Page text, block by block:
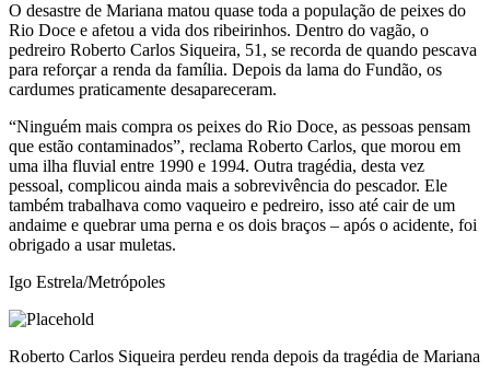
O desastre de Mariana matou quase toda a população de peixes do
Rio Doce e afetou a vida dos ribeirinhos. Dentro do vagão, o
pedreiro Roberto Carlos Siqueira, 51, se recorda de quando pescava
para reforçar a renda da família. Depois da lama do Fundão, os
cardumes praticamente desapareceram.
“Ninguém mais compra os peixes do Rio Doce, as pessoas pensam
que estão contaminados”, reclama Roberto Carlos, que morou em
uma ilha fluvial entre 1990 e 1994. Outra tragédia, desta vez
pessoal, complicou ainda mais a sobrevivência do pescador. Ele
também trabalhava como vaqueiro e pedreiro, isso até cair de um
andaime e quebrar uma perna e os dois braços – após o acidente, foi
obrigado a usar muletas.
Igo Estrela/Metrópoles
Roberto Carlos Siqueira perdeu renda depois da tragédia de Mariana